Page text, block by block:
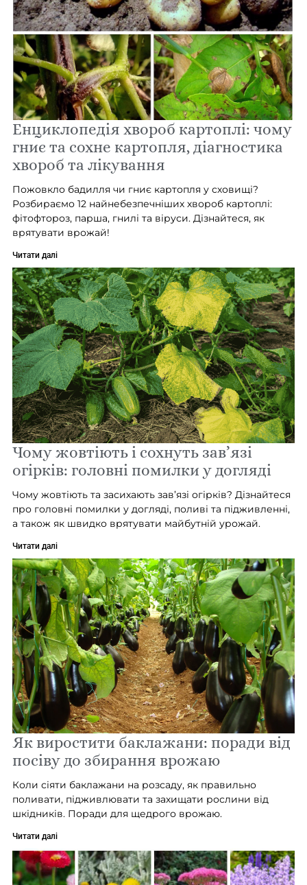
Енциклопедія хвороб картоплі: чому
гниє та сохне картопля, діагностика
хвороб та лікування
Пожовкло бадилля чи гниє картопля у сховищі?
Розбираємо 12 найнебезпечніших хвороб картоплі:
фітофтороз, парша, гнилі та віруси. Дізнайтеся, як
врятувати врожай!
Читати далі
Чому жовтіють і сохнуть зав’язі
огірків: головні помилки у догляді
Чому жовтіють та засихають зав’язі огірків? Дізнайтеся
про головні помилки у догляді, поливі та підживленні,
а також як швидко врятувати майбутній урожай.
Читати далі
Як виростити баклажани: поради від
посіву до збирання врожаю
Коли сіяти баклажани на розсаду, як правильно
поливати, підживлювати та захищати рослини від
шкідників. Поради для щедрого врожаю.
Читати далі